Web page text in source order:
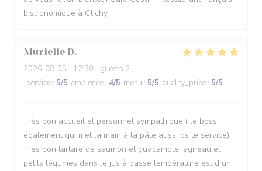
bistronomique à Clichy
Murielle D
2026-08-05 - 12:30 - guests 2
service : 5/5 ambience : 4/5 menu : 5/5 quality_price : 5/5
Très bon accueil et personnel sympathique ( le boss
également qui met la main à la pâte aussi ds le service)
Tres bon tartare de saumon et guacamole, agneau et
petits légumes dans le jus à basse température est d un